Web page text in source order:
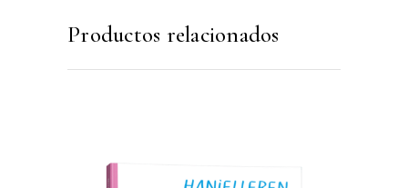
Productos relacionados